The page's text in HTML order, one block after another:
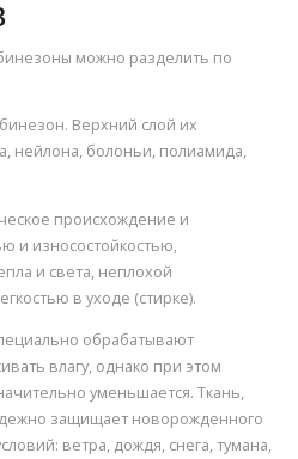
можно разделить по
Верхний слой их
нейлона, болоньи, полиамида,
происхождение и
и износостойкостью,
и света, неплохой
в уходе (стирке).
обрабатывают
влагу, однако при этом
уменьшается. Ткань,
защищает новорожденного
ветра, дождя, снега, тумана,